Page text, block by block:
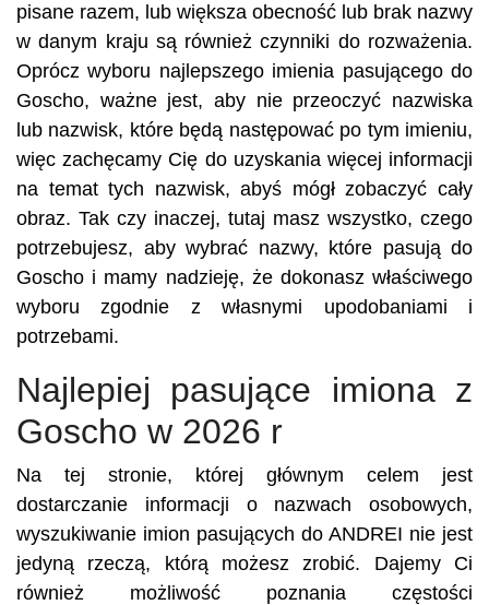
pisane razem, lub większa obecność lub brak nazwy
w danym kraju są również czynniki do rozważenia.
Oprócz wyboru najlepszego imienia pasującego do
Goscho, ważne jest, aby nie przeoczyć nazwiska
lub nazwisk, które będą następować po tym imieniu,
więc zachęcamy Cię do uzyskania więcej informacji
na temat tych nazwisk, abyś mógł zobaczyć cały
obraz. Tak czy inaczej, tutaj masz wszystko, czego
potrzebujesz, aby wybrać nazwy, które pasują do
Goscho i mamy nadzieję, że dokonasz właściwego
wyboru zgodnie z własnymi upodobaniami i
potrzebami.
Najlepiej pasujące imiona z
Goscho w 2026 r
Na tej stronie, której głównym celem jest
dostarczanie informacji o nazwach osobowych,
wyszukiwanie imion pasujących do ANDREI nie jest
jedyną rzeczą, którą możesz zrobić. Dajemy Ci
również możliwość poznania częstości